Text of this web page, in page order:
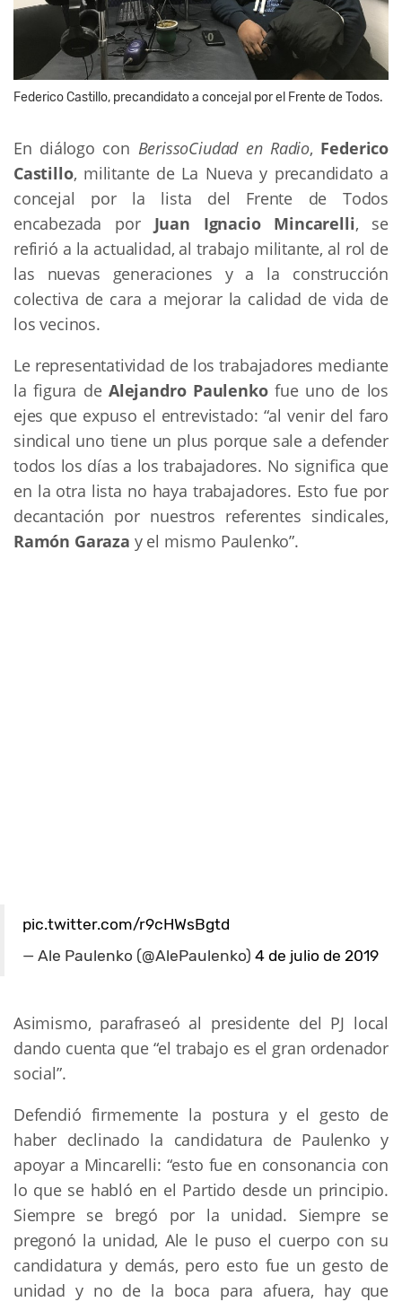
Federico Castillo, precandidato a concejal por el Frente de Todos.
En diálogo con BerissoCiudad en Radio, Federico
Castillo, militante de La Nueva y precandidato a
concejal por la lista del Frente de Todos
encabezada por Juan Ignacio Mincarelli, se
refirió a la actualidad, al trabajo militante, al rol de
las nuevas generaciones y a la construcción
colectiva de cara a mejorar la calidad de vida de
los vecinos.
Le representatividad de los trabajadores mediante
la figura deAlejandro Paulenkofue uno de los
ejes que expuso el entrevistado: “al venir del faro
sindical uno tiene un plus porque sale a defender
todos los días a los trabajadores. No significa que
en la otra lista no haya trabajadores. Esto fue por
decantación por nuestros referentes sindicales,
Ramón Garaza y el mismo Paulenko”.
pic.twitter.com/r9cHWsBgtd
— Ale Paulenko (@AlePaulenko) 4 de julio de 2019
Asimismo, parafraseó al presidente del PJ local
dando cuenta que “el trabajo es el gran ordenador
social”.
Defendió firmemente la postura y el gesto de
haber declinado la candidatura de Paulenko y
apoyar a Mincarelli: “esto fue en consonancia con
lo que se habló en el Partido desde un principio.
Siempre se bregó por la unidad. Siempre se
pregonó la unidad, Ale le puso el cuerpo con su
candidatura y demás, pero esto fue un gesto de
unidad y no de la boca para afuera, hay que